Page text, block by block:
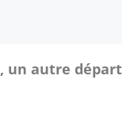
un autre départ